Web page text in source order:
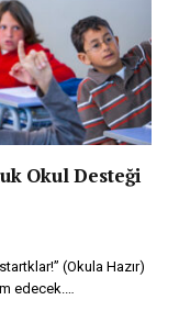
Okul Desteği
(Okula Hazır)
edecek.…